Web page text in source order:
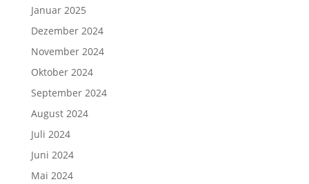
Januar 2025
Dezember 2024
November 2024
Oktober 2024
September 2024
August 2024
Juli 2024
Juni 2024
Mai 2024